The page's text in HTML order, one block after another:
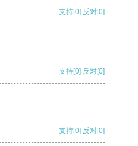
支持[0] 反对[0]
支持[0] 反对[0]
支持[0] 反对[0]